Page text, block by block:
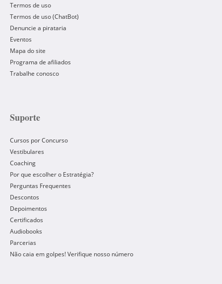
Termos de uso
Termos de uso (ChatBot)
Denuncie a pirataria
Eventos
Mapa do site
Programa de afiliados
Trabalhe conosco
Suporte
Cursos por Concurso
Vestibulares
Coaching
Por que escolher o Estratégia?
Perguntas Frequentes
Descontos
Depoimentos
Certificados
Audiobooks
Parcerias
Não caia em golpes! Verifique nosso número